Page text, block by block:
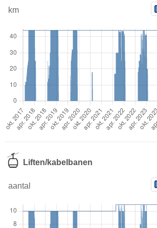
km
Liften/kabelbanen
aantal